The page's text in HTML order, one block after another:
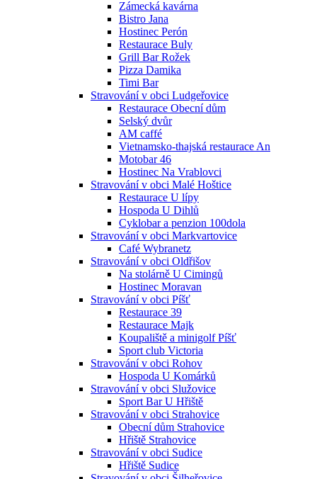
Zámecká kavárna
Bistro Jana
Hostinec Perón
Restaurace Buly
Grill Bar Rožek
Pizza Damika
Timi Bar
Stravování v obci Ludgeřovice
Restaurace Obecní dům
Selský dvůr
AM caffé
Vietnamsko-thajská restaurace An
Motobar 46
Hostinec Na Vrablovci
Stravování v obci Malé Hoštice
Restaurace U lípy
Hospoda U Dihlů
Cyklobar a penzion 100dola
Stravování v obci Markvartovice
Café Wybranetz
Stravování v obci Oldřišov
Na stolárně U Cimingů
Hostinec Moravan
Stravování v obci Píšť
Restaurace 39
Restaurace Majk
Koupaliště a minigolf Píšť
Sport club Victoria
Stravování v obci Rohov
Hospoda U Komárků
Stravování v obci Služovice
Sport Bar U Hřiště
Stravování v obci Strahovice
Obecní dům Strahovice
Hřiště Strahovice
Stravování v obci Sudice
Hřiště Sudice